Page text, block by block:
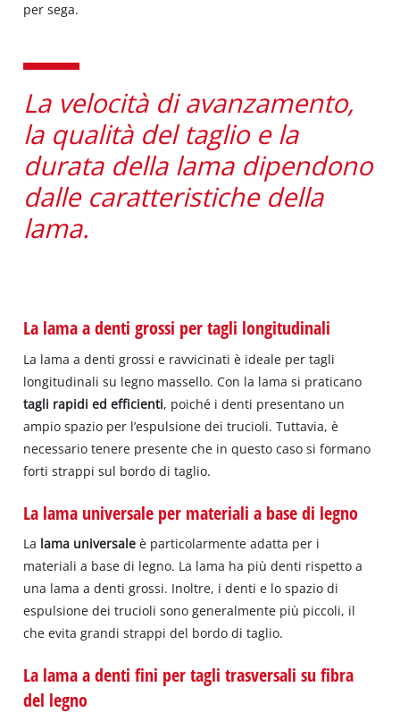
per sega.
La velocità di avanzamento,
la qualità del taglio e la
durata della lama dipendono
dalle caratteristiche della
lama.
La lama a denti grossi per tagli longitudinali
La lama a denti grossi e ravvicinati è ideale per tagli
longitudinali su legno massello. Con la lama si praticano
tagli rapidi ed efficienti, poiché i denti presentano un
ampio spazio per l’espulsione dei trucioli. Tuttavia, è
necessario tenere presente che in questo caso si formano
forti strappi sul bordo di taglio.
La lama universale per materiali a base di legno
La lama universale è particolarmente adatta per i
materiali a base di legno. La lama ha più denti rispetto a
una lama a denti grossi. Inoltre, i denti e lo spazio di
espulsione dei trucioli sono generalmente più piccoli, il
che evita grandi strappi del bordo di taglio.
La lama a denti fini per tagli trasversali su fibra
del legno